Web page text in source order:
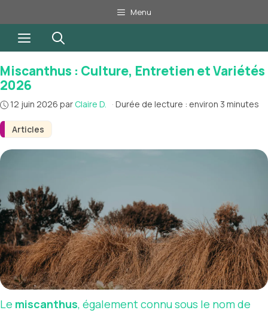
au
contenu
Menu
Menu
Articles
Miscanthus : Culture, Entretien et Variétés
2026
12 juin 2026 par Claire D. · Durée de lecture : environ 3 minutes
Le miscanthus, également connu sous le nom de